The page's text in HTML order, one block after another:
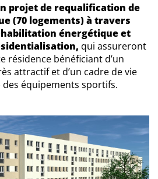
projet de requalification de
(70 logements) à travers
énergétique et
qui assureront
résidence bénéficiant d’un
attractif et d’un cadre de vie
équipements sportifs.